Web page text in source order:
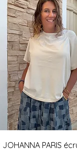
Aperçu rapide
PARIS